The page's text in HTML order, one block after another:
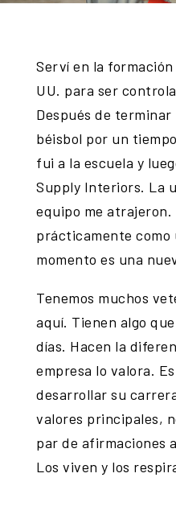
Serví en la
UU. para ser
Después de
béisbol por un
fui a la escuela y
Supply Interiors. La
equipo me atrajeron.
prácticamente como
momento es una
Tenemos muchos
aquí. Tienen algo
días. Hacen la
empresa lo valora.
desarrollar su
valores principales,
par de afirmaciones
Los viven y los